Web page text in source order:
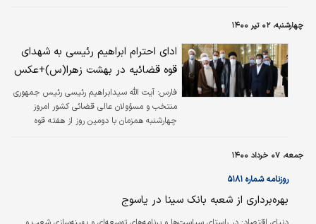
کشاورزان، وجود تخریب کانال‌ها دور از انتظار نبوده و این عامل باعث اخلال در
خدمات‌رسانی به کشاورزان شده، از این رو تعمیر و لاینینگ کانال‌ها به شرکت
بهره‌برداری از شبکه‌های آبیاری ناحیه شمال خوزستان…
چهارشنبه، ۰۲ تیر ۱۴۰۰
ادای احترام ابراهیم رئیسی به شهدای
قوه قضائیه در بهشت زهرا(س)+عکس
فارس: آیت الله سیدابراهیم رئیسی رئیس جمهوری
منتخب و مسؤولان عالی قضائی کشور امروز
چهارشنبه همزمان با دومین روز از هفته قوه
جمعه، ۰۷ خرداد ۱۴۰۰
روزنامه شماره ۵۱۸۱
بهره‌برداری از شعبه بانک سینا در یاسوج